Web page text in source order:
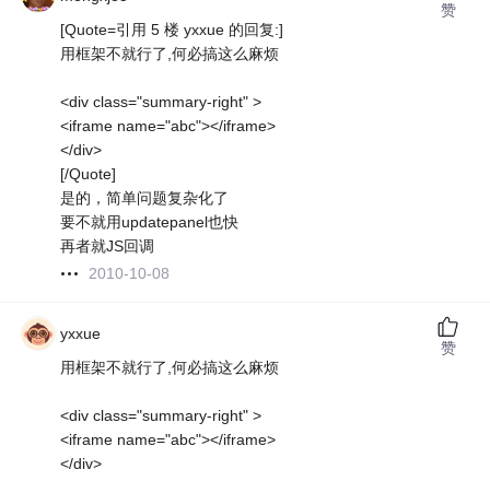
[Quote=引用 5 楼 yxxue 的回复:]
用框架不就行了,何必搞这么麻烦
<div class="summary-right" >
<iframe name="abc"></iframe>
</div>
[/Quote]
是的，简单问题复杂化了
要不就用updatepanel也快
再者就JS回调
2010-10-08
赞
yxxue
用框架不就行了,何必搞这么麻烦
<div class="summary-right" >
<iframe name="abc"></iframe>
</div>
赞